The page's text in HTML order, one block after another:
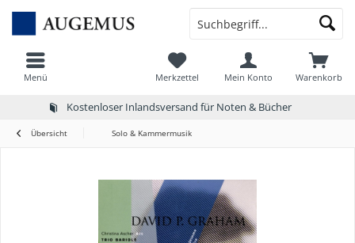
Kostenloser Inlandsversand für Noten & Bücher
Menü Warenkorb
Merkzettel Mein Konto
Übersicht Solo & Kammermusik